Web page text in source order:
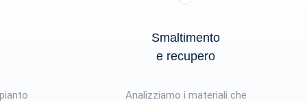
Smaltimento
e recupero
Analizziamo i materiali che